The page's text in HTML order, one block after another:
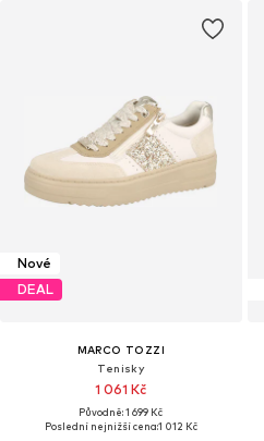
Nové
DEAL
MARCO TOZZI
Tenisky
1 061 Kč
Původně: 1 699 Kč
Poslední nejnižší cena:1 012 Kč